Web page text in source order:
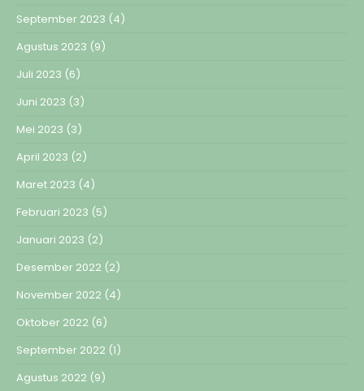
September 2023 (4)
Agustus 2023 (9)
Juli 2023 (6)
Juni 2023 (3)
Mei 2023 (3)
April 2023 (2)
Maret 2023 (4)
Februari 2023 (5)
Januari 2023 (2)
Desember 2022 (2)
November 2022 (4)
Oktober 2022 (6)
September 2022 (1)
Agustus 2022 (9)